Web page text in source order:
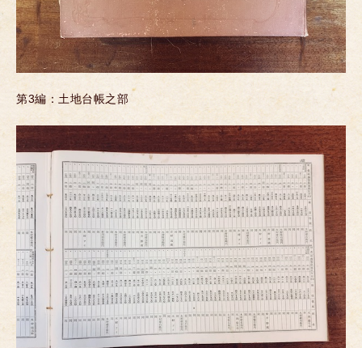
第3編：土地台帳之部